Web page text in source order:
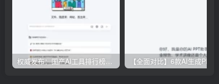
权威发布：国产AI工具排行榜TOP10，必备神器一览无余